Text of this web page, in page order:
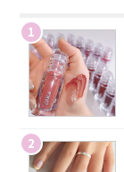
1
2